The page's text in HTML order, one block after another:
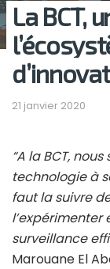
La BCT,
21 janvier 2020
“A la BCT,
technologie à
faut la suivre
l’expérimenter
surveillance
Marouane El